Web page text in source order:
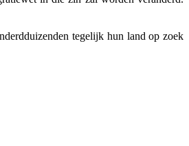
tegelijk hun land op zoek